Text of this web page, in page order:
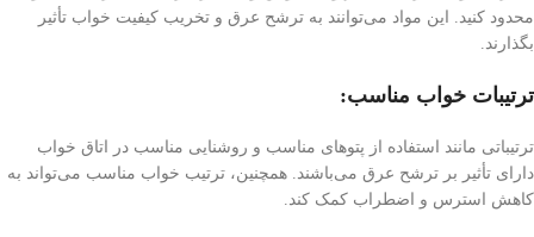
محدود کنید. این مواد می‌توانند به ترشح عرق و تخریب کیفیت خواب تأثیر
بگذارند.
ترتیبات خواب مناسب:
ترتیباتی مانند استفاده از پتو‌های مناسب و روشنایی مناسب در اتاق خواب
دارای تأثیر بر ترشح عرق می‌باشند. همچنین، ترتیب خواب مناسب می‌تواند به
کاهش استرس و اضطراب کمک کند.